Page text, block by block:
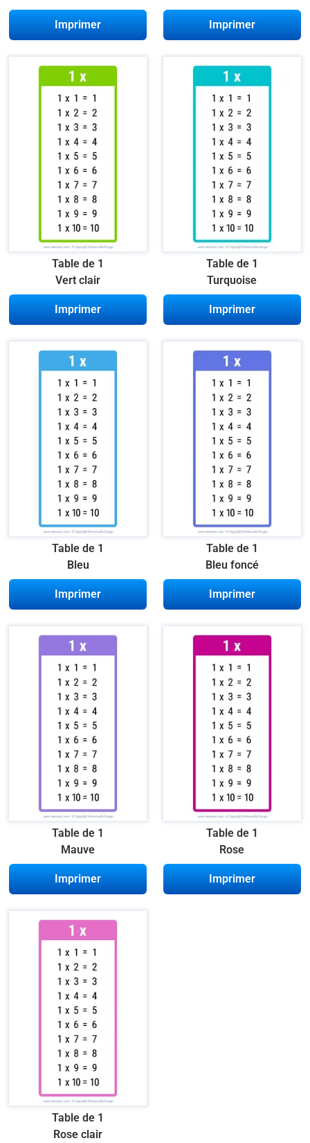
Imprimer Imprimer
Table de 1
Vert clair
Imprimer
Table de 1
Turquoise
Imprimer
Table de 1
Bleu
Imprimer
Table de 1
Bleu foncé
Imprimer
Table de 1
Mauve
Imprimer
Table de 1
Rose
Imprimer
Table de 1
Rose clair